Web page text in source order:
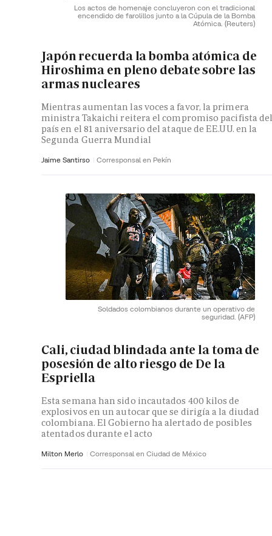
Los actos de homenaje concluyeron con el tradicional
encendido de farolillos junto a la Cúpula de la Bomba
Atómica. (Reuters)
Japón recuerda la bomba atómica de
Hiroshima en pleno debate sobre las
armas nucleares
Mientras aumentan las voces a favor, la primera
ministra Takaichi reitera el compromiso pacifista
país en el 81 aniversario del ataque de EE.UU. en la
Segunda Guerra Mundial
Jaime Santirso Corresponsal en Pekín
Soldados colombianos durante un operativo de
seguridad. (AFP)
Cali, ciudad blindada ante la toma de
posesión de alto riesgo de De la
Espriella
Esta semana han sido incautados 400 kilos de
explosivos en un autocar que se dirigía a la diudad
colombiana. El Gobierno ha alertado de posibles
atentados durante el acto
Milton Merlo Corresponsal en Ciudad de México